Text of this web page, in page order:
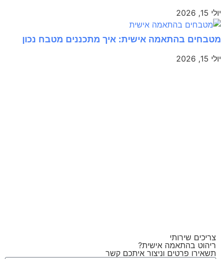
יולי 15, 2026
מטבחים בהתאמה אישית: איך מתכננים מטבח נכון
יולי 15, 2026
צריכים שירותי
ריהוט בהתאמה אישית?
תשאירו פרטים וניצור איתכם קשר